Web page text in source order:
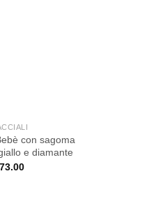
con sagoma
e diamante